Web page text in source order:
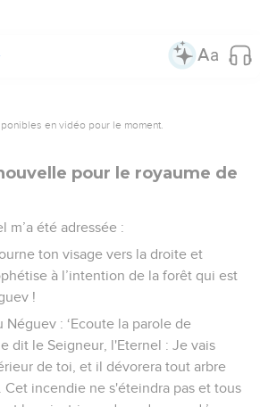
en vidéo pour le moment.
pour le royaume de
m’a été adressée :
ton visage vers la droite et
à l’intention de la forêt qui est
!
Néguev : ‘Ecoute la parole de
dit le Seigneur, l'Eternel : Je vais
de toi, et il dévorera tout arbre
Cet incendie ne s'éteindra pas et tous